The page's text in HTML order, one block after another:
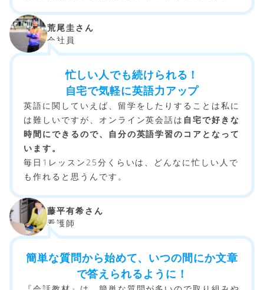
荒尾圭さん
会社員
忙しい人でも続けられる！
自宅で気軽に英語力アップ
英語に関していえば、留学をしたりすることは私に
は難しいですが、オンライン英会話は 自宅で好きな
時間にできるので、自分の英語学習のコアとなって
います。
毎日1レッスン25分くらいは、どんなに忙しい人で
も作れると思うんです。
藤平有希さん
看護師
簡単な質問から始めて、いつの間にか文章
で答えられるように！